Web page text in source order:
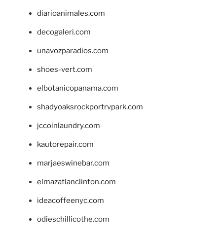
diarioanimales.com
decogaleri.com
unavozparadios.com
shoes-vert.com
elbotanicopanama.com
shadyoaksrockportrvpark.com
jccoinlaundry.com
kautorepair.com
marjaeswinebar.com
elmazatlanclinton.com
ideacoffeenyc.com
odieschillicothe.com